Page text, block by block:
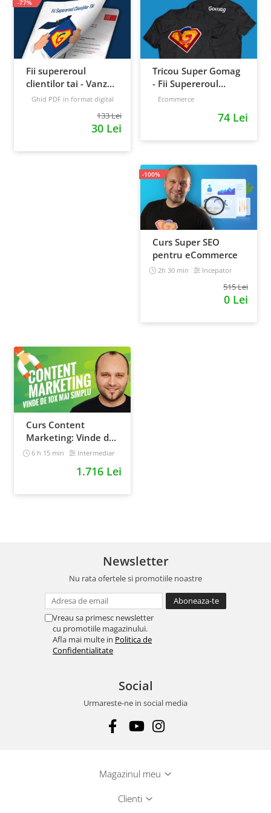
Fii supereroul
clientilor tai - Vanzari
pe pilot automat
Ghid PDF in format digital
133 Lei
30 Lei
-77%
Tricou Super Gomag
- Fii Supereroul
Clientilor Tai
Ecommerce
74 Lei
Curs Super SEO
pentru eCommerce
2h 30 min Incepator
515 Lei
0 Lei
-100%
Curs Content
Marketing: Vinde de
10x mai simplu
6 h 15 min Intermediar
1.716 Lei
Newsletter
Nu rata ofertele si promotiile noastre
Vreau sa primesc newsletter
cu promotiile magazinului.
Afla mai multe in Politica de
Confidentialitate
Social
Urmareste-ne in social media
Magazinul meu
Clienti